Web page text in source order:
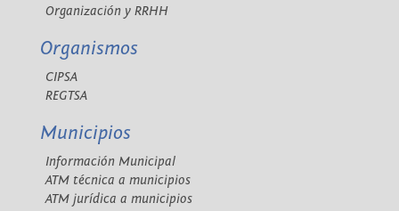
Organización y RRHH
Organismos
CIPSA
REGTSA
Municipios
Información Municipal
ATM técnica a municipios
ATM jurídica a municipios